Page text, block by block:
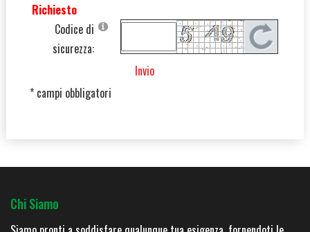
Richiesto
Codice di
sicurezza:
Invio
* campi obbligatori
Chi Siamo